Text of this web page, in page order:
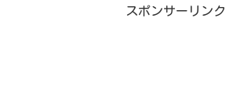
スポンサーリンク